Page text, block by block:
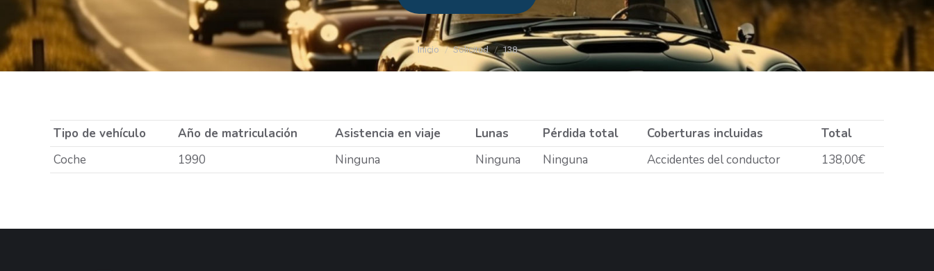
Estás aquí:
Inicio Solicitud 138
Tipo de vehículo Año de matriculación Asistencia en viaje Lunas Pérdida total Coberturas incluidas
Total
Coche
1990 Ninguna Ninguna Ninguna Accidentes del conductor 138,00€